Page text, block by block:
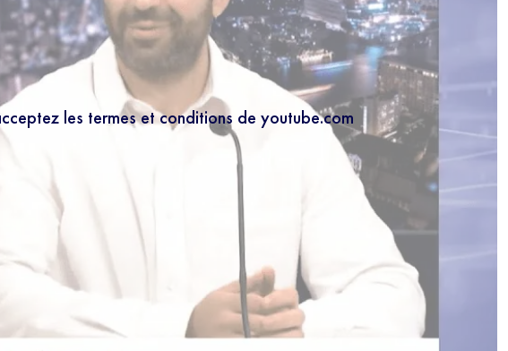
les termes et conditions de youtube.com